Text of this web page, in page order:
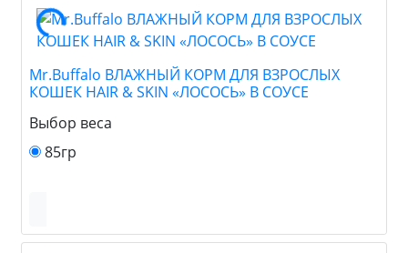
Mr.Buffalo ВЛАЖНЫЙ КОРМ ДЛЯ ВЗРОСЛЫХ
КОШЕК HAIR & SKIN «ЛОСОСЬ» В СОУСЕ
Выбор веса
85гр